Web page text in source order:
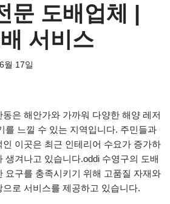
문 도배업체 |
서비스
월 17일
은 해안가와 가까워 다양한 해양 레저
를 느낄 수 있는 지역입니다. 주민들과
이곳은 최근 인테리어 수요가 증가하
생겨나고 있습니다.oddi 수영구의 도배
요구를 충족시키기 위해 고품질 자재와
로 서비스를 제공하고 있습니다.